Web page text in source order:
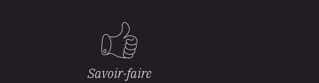
Savoir-faire